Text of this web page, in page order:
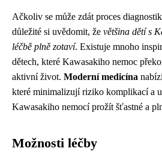
Ačkoliv se může zdát proces
důležité si uvědomit, že většina dětí s
léčbě plně zotaví. Existuje mnoho
dětech, které Kawasakiho nemoc
aktivní život. Moderní medicína
které minimalizují riziko komplikací a
Kawasakiho nemocí prožít šťastné a
Možnosti léčby